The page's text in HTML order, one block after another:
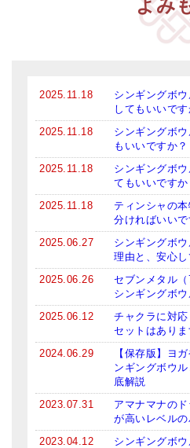
スティック・マレット・リング（
プレミアム・ティンシャ（L・
ベーシック・ティンシャ（4種
ティンシャケース
チベット・真マントラ香
お香定期購入（ラクとくサブス
チベット高僧のオラクルカード
ベル＆ドルジェ
シンギングボウル入門本・CD
アウトレット
神々とつながるジュエリー
ヒーリング・マンダラポスター
よみ
2025.11.18
シンギングボ
してもいいです
2025.11.18
シンギングボ
もいいですか？
2025.11.18
シンギングボ
てもいいですか
2025.11.18
ティンシャの
分ければいいで
2025.06.27
シンギングボ
理由と、安心
2025.06.26
セブンメタル
シンギングボ
2025.06.12
チャクラに対
セットはありま
2024.06.29
【保存版】ヨ
ンギングボウ
底解説
2023.07.31
アマナマナの
が高いレベル
2023.04.12
シンギングボ